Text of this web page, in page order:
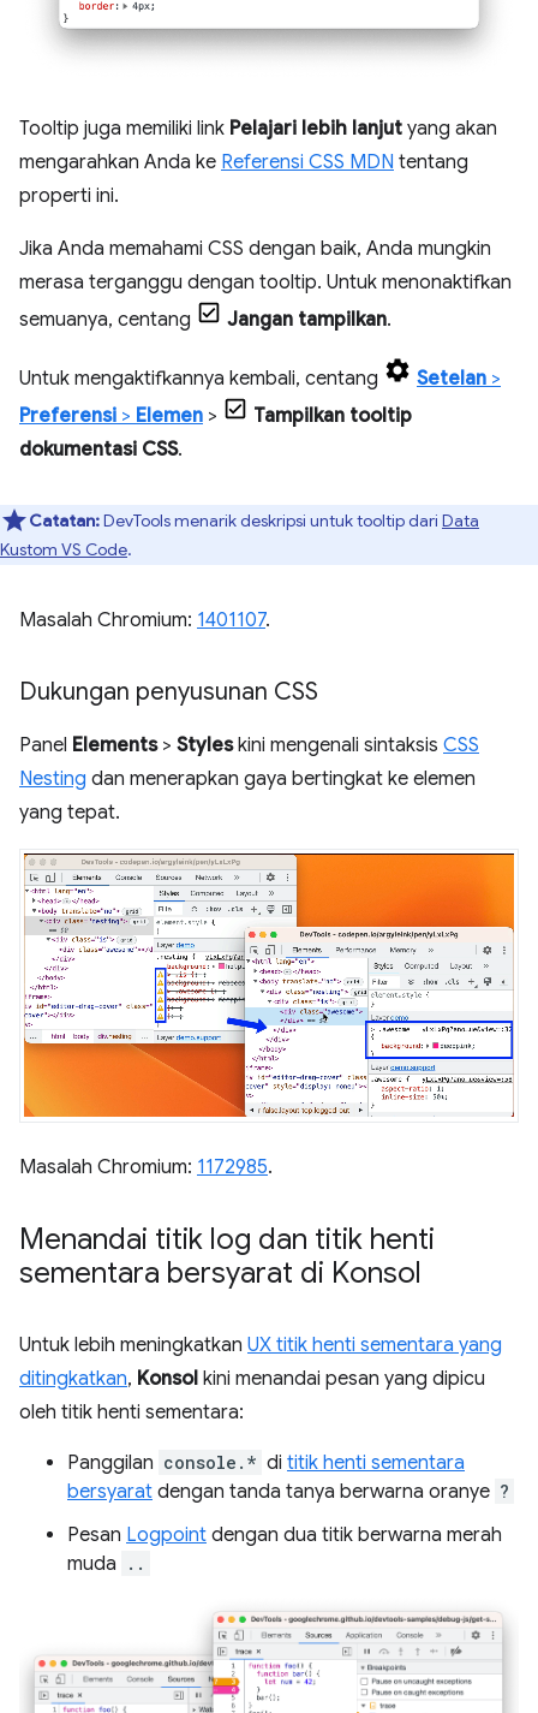
Tooltip juga memiliki link Pelajari lebih lanjut yang akan
mengarahkan Anda ke Referensi CSS MDN tentang
properti ini.
Jika Anda memahami CSS dengan baik, Anda mungkin
merasa terganggu dengan tooltip. Untuk menonaktifkan
semuanya, centang
Jangan tampilkan.
Untuk mengaktifkannya kembali, centang Setelan >
Preferensi > Elemen >
Tampilkan tooltip
dokumentasi CSS.
Catatan:DevTools menarik deskripsi untuk tooltip dari Data
Kustom VS Code.
Masalah Chromium: 1401107.
Dukungan penyusunan CSS
Panel Elements> Styleskini mengenali sintaksis CSS
Nesting dan menerapkan gaya bertingkat ke elemen
yang tepat.
Masalah Chromium: 1172985.
Menandai titik log dan titik henti
sementara bersyarat di Konsol
Untuk lebih meningkatkan UX titik henti sementara yang
ditingkatkan, Konsol kini menandai pesan yang dipicu
oleh titik henti sementara:
Panggilan console.* di titik henti sementara
bersyarat dengan tanda tanya berwarna oranye ?
Pesan Logpoint dengan dua titik berwarna merah
muda
..